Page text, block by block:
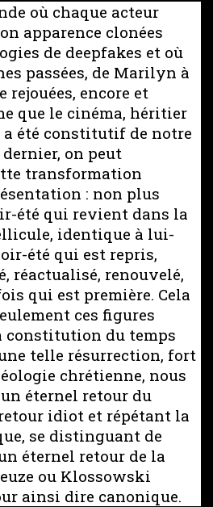
où chaque acteur
apparence clonées
de deepfakes et où
passées, de Marilyn à
rejouées, encore et
que le cinéma, héritier
été constitutif de notre
on peut
transformation
: non plus
été qui revient dans la
identique à lui-
été qui est repris,
réactualisé, renouvelé,
qui est première. Cela
ces figures
constitution du temps
telle résurrection, fort
chrétienne, nous
éternel retour du
idiot et répétant la
se distinguant de
éternel retour de la
ou Klossowski
ainsi dire canonique.